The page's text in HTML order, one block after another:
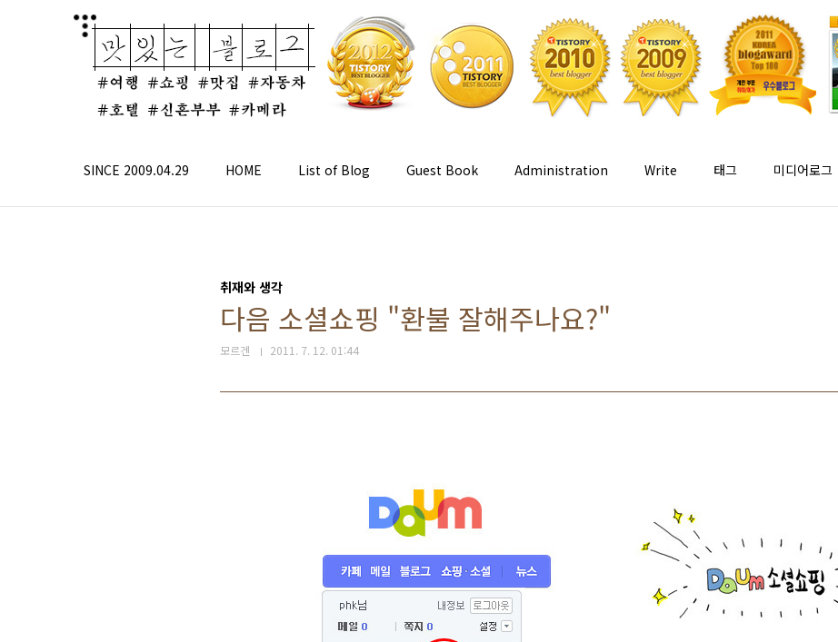
SINCE 2009.04.29 HOME List of Blog Guest Book Administration Write 태그 미디어로그
취재와 생각
다음 소셜쇼핑 "환불 잘해주나요?"
모르겐 2011. 7. 12. 01:44